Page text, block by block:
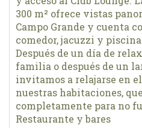
300 m² ofrece vistas
Campo Grande y cuenta
comedor, jacuzzi y
Después de un día de
familia o después de un
invitamos a relajarse en
nuestras habitaciones,
completamente para no
Restaurante y bares